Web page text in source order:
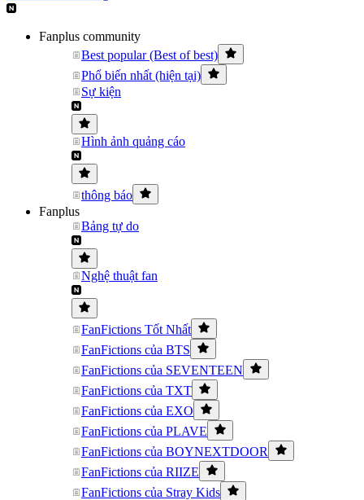
Fanplus community
Best popular (Best of best)
Phổ biến nhất (hiện tại)
Sự kiện
Hình ảnh quảng cáo
thông báo
Fanplus
Bảng tự do
Nghệ thuật fan
FanFictions Tốt Nhất
FanFictions của BTS
FanFictions của SEVENTEEN
FanFictions của TXT
FanFictions của EXO
FanFictions của PLAVE
FanFictions của BOYNEXTDOOR
FanFictions của RIIZE
FanFictions của Stray Kids